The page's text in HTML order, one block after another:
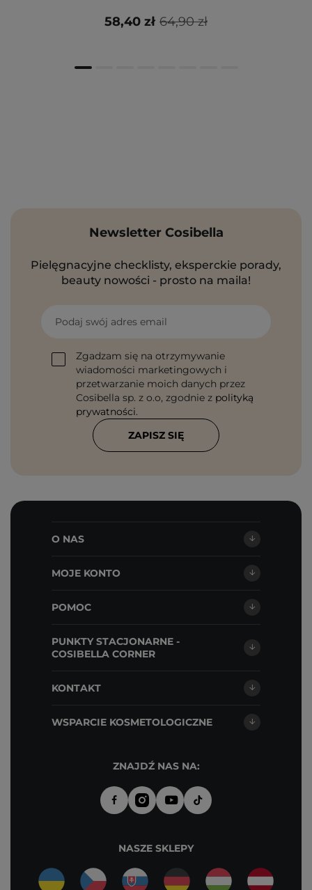
64,90 zł
58,40 zł
Newsletter Cosibella
Pielęgnacyjne checklisty, eksperckie porady,
beauty nowości - prosto na maila!
Podaj swój adres email
Zgadzam się na otrzymywanie
wiadomości marketingowych i
przetwarzanie moich danych przez
Cosibella sp. z o.o, zgodnie z polityką
prywatności.
ZAPISZ SIĘ
O NAS
MOJE KONTO
POMOC
PUNKTY STACJONARNE -
COSIBELLA CORNER
KONTAKT
WSPARCIE KOSMETOLOGICZNE
ZNAJDŹ NAS NA:
NASZE SKLEPY